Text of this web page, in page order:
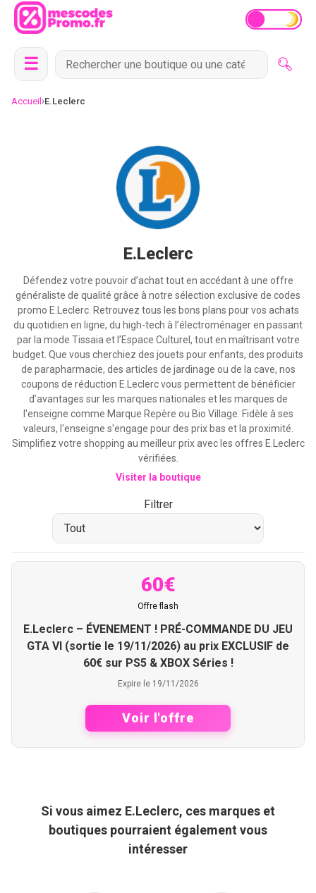
☰
Accueil ›E.Leclerc
E.Leclerc
Défendez votre pouvoir d’achat tout en accédant à une offre
généraliste de qualité grâce à notre sélection exclusive de codes
promo E.Leclerc. Retrouvez tous les bons plans pour vos achats
du quotidien en ligne, du high-tech à l’électroménager en passant
par la mode Tissaia et l’Espace Culturel, tout en maîtrisant votre
budget. Que vous cherchiez des jouets pour enfants, des produits
de parapharmacie, des articles de jardinage ou de la cave, nos
coupons de réduction E.Leclerc vous permettent de bénéficier
d’avantages sur les marques nationales et les marques de
l'enseigne comme Marque Repère ou Bio Village. Fidèle à ses
valeurs, l'enseigne s'engage pour des prix bas et la proximité.
Simplifiez votre shopping au meilleur prix avec les offres E.Leclerc
vérifiées.
Visiter la boutique
Filtrer
60€
Offre flash
E.Leclerc – ÉVENEMENT ! PRÉ-COMMANDE DU JEU
GTA VI (sortie le 19/11/2026) au prix EXCLUSIF de
60€ sur PS5 & XBOX Séries !
Expire le 19/11/2026
Voir l'offre
Si vous aimez E.Leclerc, ces marques et
boutiques pourraient également vous
intéresser